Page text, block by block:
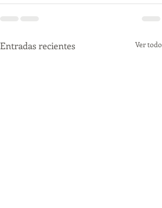
Entradas recientes Ver todo